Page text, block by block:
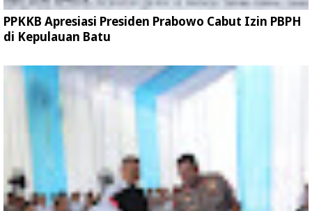
PPKKB Apresiasi Presiden Prabowo Cabut Izin PBPH
di Kepulauan Batu